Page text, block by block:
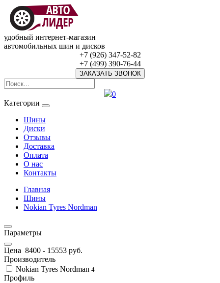
удобный интернет-магазин
автомобильных шин и дисков
+7 (926) 347-52-82
+7 (499) 390-76-44
ЗАКАЗАТЬ ЗВОНОК
0
Категории
Шины
Диски
Отзывы
Доставка
Оплата
О нас
Контакты
Главная
Шины
Nokian Tyres Nordman
Параметры
Цена 8400 - 15553 руб.
Производитель
Nokian Tyres Nordman 4
Профиль